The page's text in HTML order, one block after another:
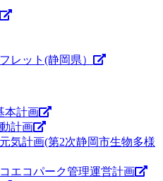
レット(静岡県）
本計画
計画
気計画(第2次静岡市生物多様
エコパーク管理運営計画